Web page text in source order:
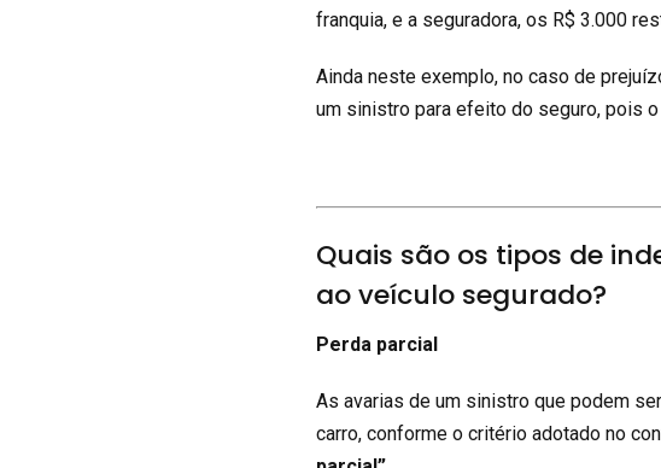
franquia, e a seguradora, os R$ 3.000
Ainda neste exemplo, no caso de
um sinistro para efeito do seguro, pois
Quais são os tipos de
ao veículo segurado?
Perda parcial
As avarias de um sinistro que podem
carro, conforme o critério adotado no